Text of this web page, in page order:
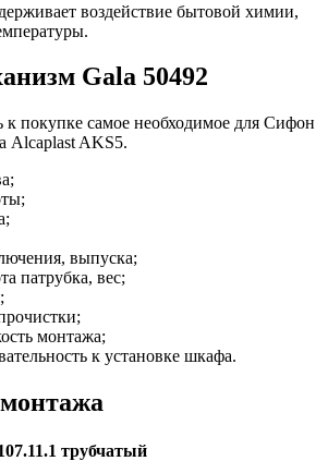
воздействие бытовой химии,
Gala 50492
покупке самое необходимое для Сифон
Alcaplast AKS5.
выпуска;
патрубка, вес;
монтажа;
к установке шкафа.
трубчатый